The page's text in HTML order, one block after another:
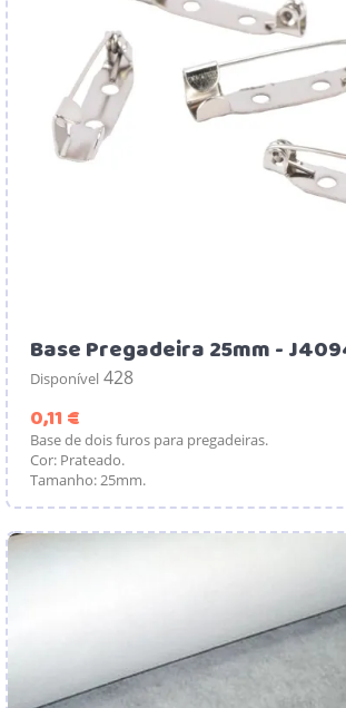
Base Pregadeira 25mm -
Disponível 428
0,11 €
Base de dois furos para pregadeiras.
Cor: Prateado.
Tamanho: 25mm.